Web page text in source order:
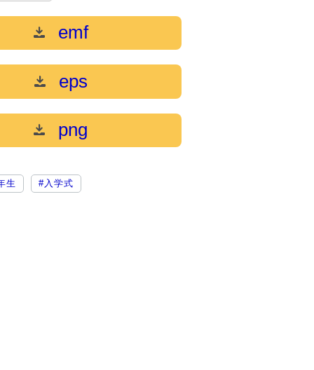
emf
eps
png
生 #入学式